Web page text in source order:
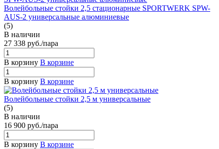
Волейбольные стойки 2,5 стационарные SPORTWERK SPW-
AUS-2 универсальные алюминиевые
(5)
В наличии
27 338 руб./пара
В корзину В корзине
В корзину В корзине
Волейбольные стойки 2,5 м универсальные
(5)
В наличии
16 900 руб./пара
В корзину В корзине